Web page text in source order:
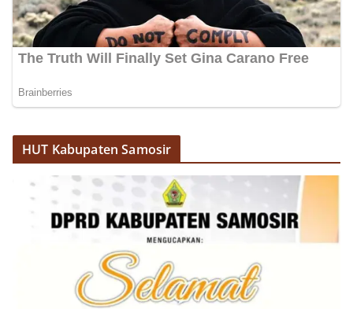
sekaligus menyampaikan pesan-pesan
kamtibmas. Kehadiran petugas disambut baik
oleh warga, yang sebagian besar tengah bersiap
menyambut momentum HUT Kemerdekaan RI
masing-masing.‎Dalam dialog yang berlangsung
akrab, Bhabinkamtibmas menyapa warga,
lingkungan tempat tinggal, serta membuka ruang
komunikasi dua arah agar warga dapat
menyampaikan keluhan maupun informasi terkait
situasi kamtibmas di sekitar mereka.‎‎‎Salah satu
poin utama yang disampaikan dalam kegiatan
sambang ini adalah imbauan kepada warga untuk
memasang bendera Merah Putih secara penuh,
bukan setengah tiang, sebagai bentuk
penghormatan dan rasa cinta tanah air
menjelang perayaan HUT Kemerdekaan RI.
Petugas mengingatkan bahwa pemasangan
HUT Kabupaten Samosir